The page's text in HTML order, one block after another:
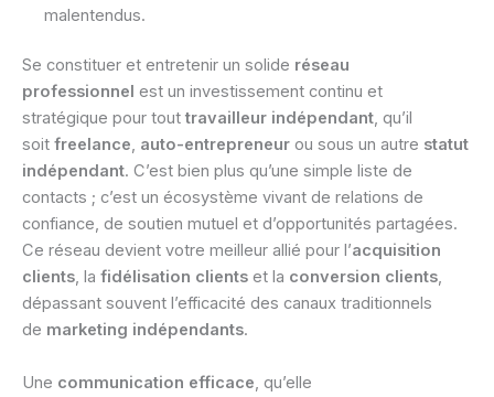
malentendus.
Se constituer et entretenir un solide réseau
professionnel est un investissement continu et
stratégique pour tout travailleur indépendant, qu’il
soit freelance, auto-entrepreneur ou sous un autre statut
indépendant. C’est bien plus qu’une simple liste de
contacts ; c’est un écosystème vivant de relations de
confiance, de soutien mutuel et d’opportunités partagées.
Ce réseau devient votre meilleur allié pour l’acquisition
clients, la fidélisation clients et la conversion clients,
dépassant souvent l’efficacité des canaux traditionnels
de marketing indépendants.
Une communication efficace, qu’elle